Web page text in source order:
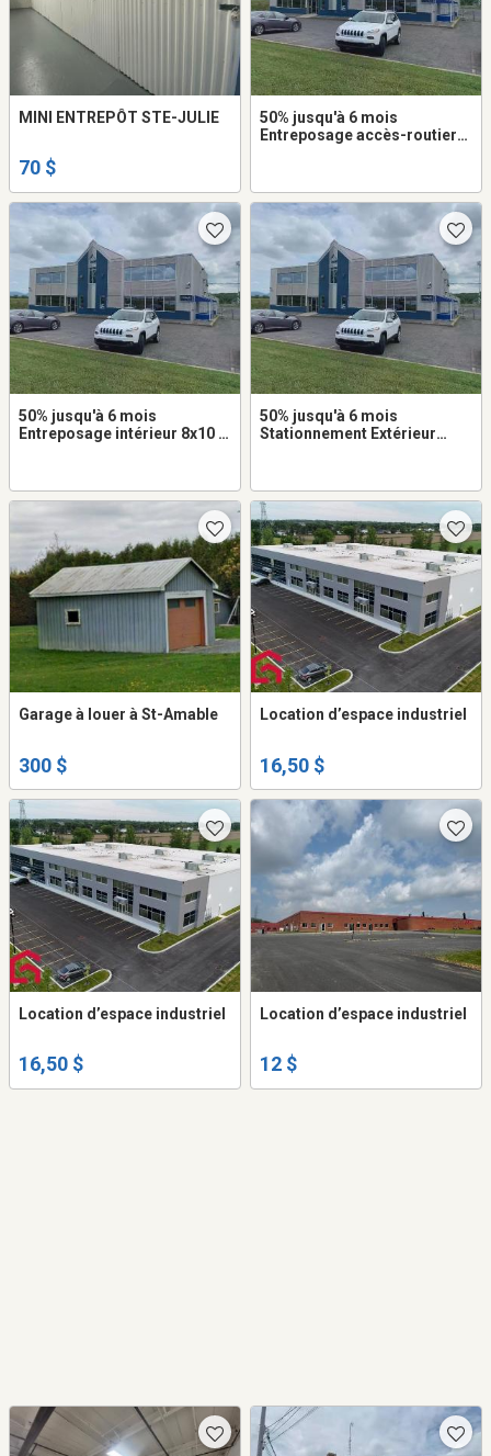
MINI ENTREPÔT STE-JULIE
70 $
50% jusqu'à 6 mois
Entreposage accès-routier
50% jusqu'à 6 mois
Entreposage intérieur 8x10 à
50% jusqu'à 6 mois
Stationnement Extérieur
Garage à louer à St-Amable
300 $
Location d’espace industriel
16,50 $
Location d’espace industriel
16,50 $
Location d’espace industriel
12 $